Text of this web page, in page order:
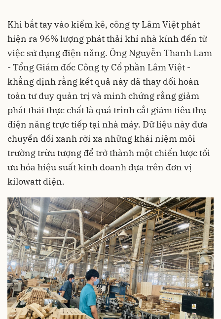
Khi bắt tay vào kiểm kê, công ty Lâm Việt phát
hiện ra 96% lượng phát thải khí nhà kính đến từ
việc sử dụng điện năng. Ông Nguyễn Thanh Lam
- Tổng Giám đốc Công ty Cổ phần Lâm Việt -
khẳng định rằng kết quả này đã thay đổi hoàn
toàn tư duy quản trị và minh chứng rằng giảm
phát thải thực chất là quá trình cắt giảm tiêu thụ
điện năng trực tiếp tại nhà máy. Dữ liệu này đưa
chuyển đổi xanh rời xa những khái niệm môi
trường trừu tượng để trở thành một chiến lược tối
ưu hóa hiệu suất kinh doanh dựa trên đơn vị
kilowatt điện.